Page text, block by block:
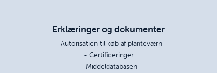
Erklæringer og dokumenter
- Autorisation til køb af planteværn
- Certificeringer
- Middeldatabasen